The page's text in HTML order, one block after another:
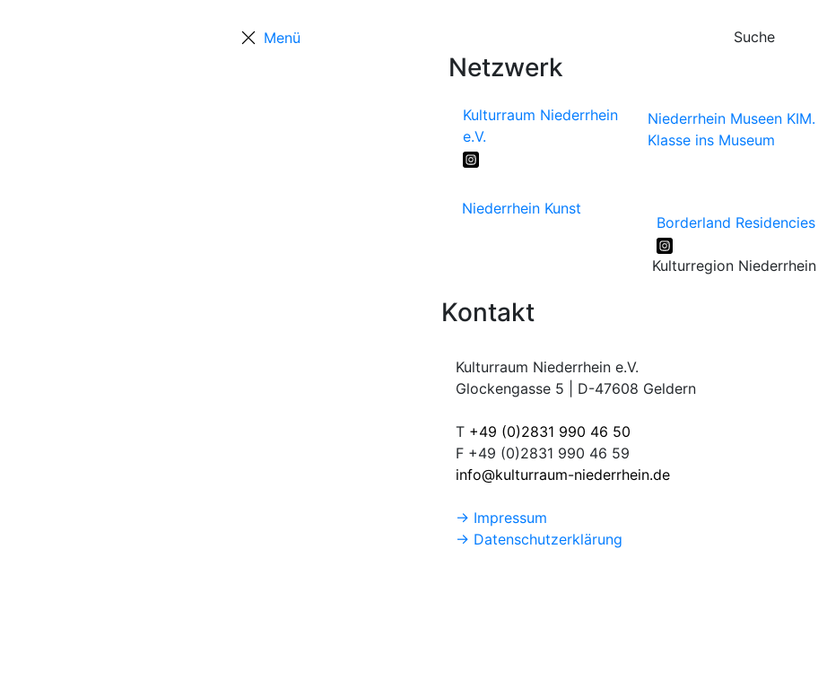
Menü
Suche
Netzwerk
Kulturraum Niederrhein
e.V.
Niederrhein Museen KIM.
Klasse ins Museum
Niederrhein Kunst
Borderland Residencies
Kulturregion Niederrhein
Kontakt
Kulturraum Niederrhein e.V.
Glockengasse 5 | D-47608 Geldern
T +49 (0)2831 990 46 50
F +49 (0)2831 990 46 59
info@kulturraum-niederrhein.de
→ Impressum
→ Datenschutzerklärung